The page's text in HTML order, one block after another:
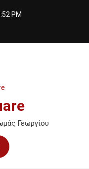
PM
Γεωργίου